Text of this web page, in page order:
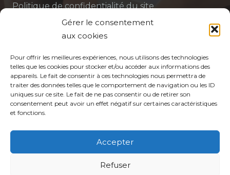
Gérer le consentement
aux cookies
Pour offrir les meilleures expériences, nous utilisons des technologies
telles que les cookies pour stocker et/ou accéder aux informations des
appareils. Le fait de consentir à ces technologies nous permettra de
traiter des données telles que le comportement de navigation ou les ID
uniques sur ce site. Le fait de ne pas consentir ou de retirer son
consentement peut avoir un effet négatif sur certaines caractéristiques
et fonctions.
Accepter
Refuser
Politique de confidentialité du site
Politique de protection des données de la CPTS
© CPTS Autour du Patient
Votre CPTS